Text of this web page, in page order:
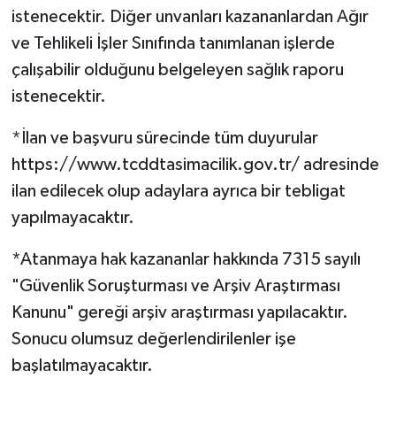
istenecektir. Diğer unvanları kazananlardan Ağır
ve Tehlikeli İşler Sınıfında tanımlanan işlerde
çalışabilir olduğunu belgeleyen sağlık raporu
istenecektir.
*İlan ve başvuru sürecinde tüm duyurular
https://www.tcddtasimacilik.gov.tr/ adresinde
ilan edilecek olup adaylara ayrıca bir tebligat
yapılmayacaktır.
*Atanmaya hak kazananlar hakkında 7315 sayılı
"Güvenlik Soruşturması ve Arşiv Araştırması
Kanunu" gereği arşiv araştırması yapılacaktır.
Sonucu olumsuz değerlendirilenler işe
başlatılmayacaktır.